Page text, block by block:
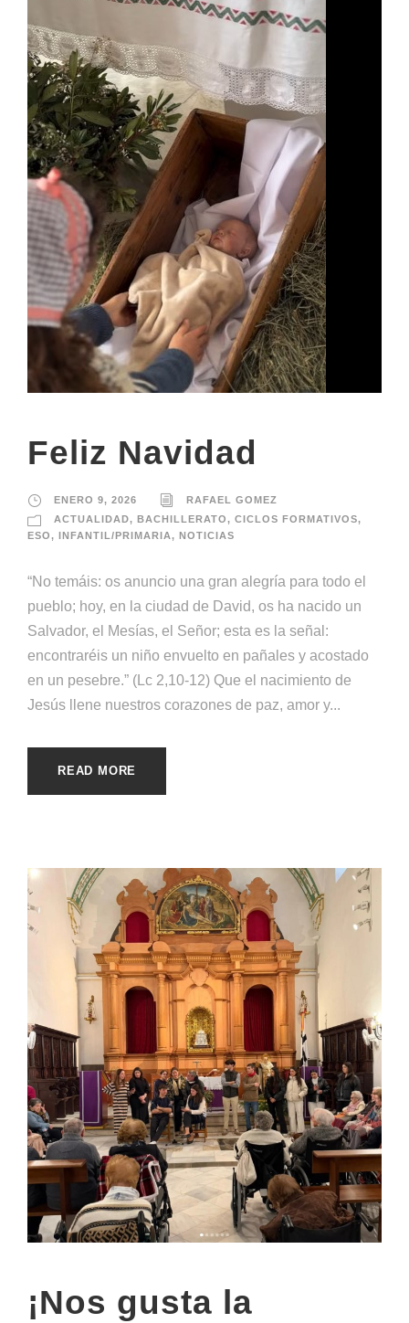
Feliz Navidad
ENERO 9, 2026
RAFAEL GOMEZ
ACTUALIDAD, BACHILLERATO, CICLOS FORMATIVOS,
ESO, INFANTIL/PRIMARIA, NOTICIAS
“No temáis: os anuncio una gran alegría para todo el
pueblo; hoy, en la ciudad de David, os ha nacido un
Salvador, el Mesías, el Señor; esta es la señal:
encontraréis un niño envuelto en pañales y acostado
en un pesebre.” (Lc 2,10-12) Que el nacimiento de
Jesús llene nuestros corazones de paz, amor y...
READ MORE
¡Nos gusta la